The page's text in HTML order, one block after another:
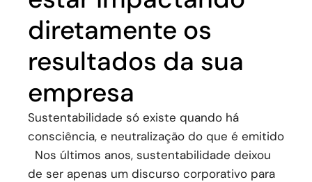
diretamente os
resultados da sua
empresa
Sustentabilidade só existe quando há
consciência, e neutralização do que é emitido
Nos últimos anos, sustentabilidade deixou
de ser apenas um discurso corporativo para